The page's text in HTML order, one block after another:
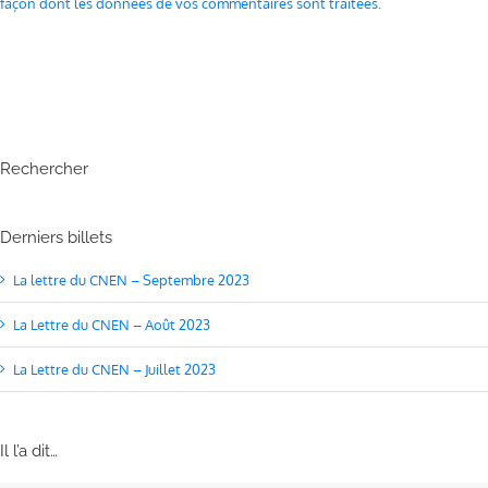
Rechercher
Derniers billets
La lettre du CNEN – Septembre 2023
La Lettre du CNEN – Août 2023
La Lettre du CNEN – Juillet 2023
Il l’a dit…